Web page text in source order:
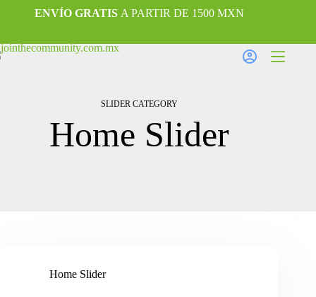
ENVÍO GRATIS A PARTIR DE 1500 MXN
SLIDER CATEGORY
Home Slider
Home Slider